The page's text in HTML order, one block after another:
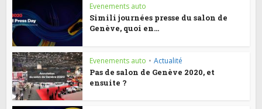
Evenements auto
Simili journées presse du salon de
Genève, quoi en...
Evenements auto • Actualité
Pas de salon de Genève 2020, et
ensuite ?